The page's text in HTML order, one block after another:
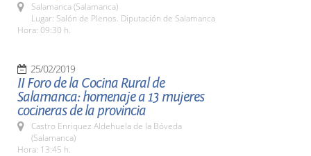
Salamanca (Salamanca)
Lugar: Salón de Plenos. Diputación de Salamanca
Hora: 09:30 h.
25/02/2019
II Foro de la Cocina Rural de
Salamanca: homenaje a 13 mujeres
cocineras de la provincia
Castro Enriquez Aldehuela de la Bóveda
(Salamanca)
Hora: 13:45 h.